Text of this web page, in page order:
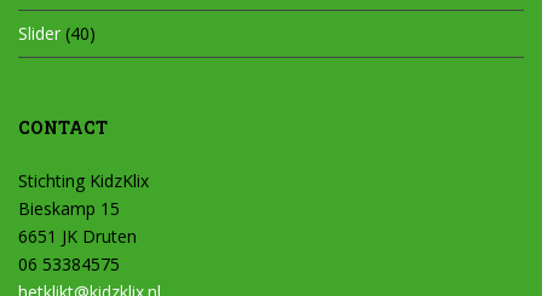
Slider (40)
CONTACT
Stichting KidzKlix
Bieskamp 15
6651 JK Druten
06 53384575